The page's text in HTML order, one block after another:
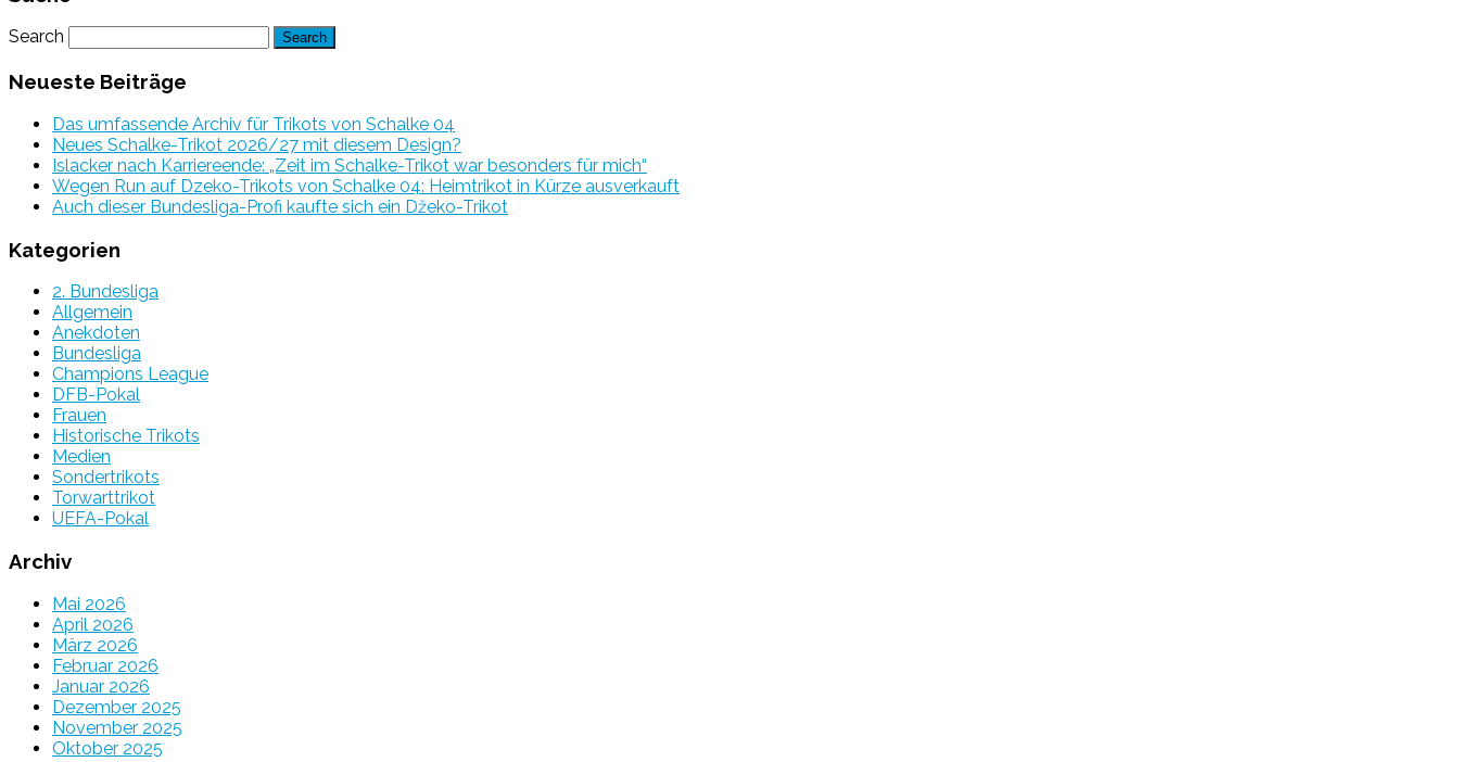
Search
Neueste Beiträge
Das umfassende Archiv für Trikots von Schalke 04
Neues Schalke-Trikot 2026/27 mit diesem Design?
Islacker nach Karriereende: „Zeit im Schalke-Trikot war besonders für mich“
Wegen Run auf Dzeko-Trikots von Schalke 04: Heimtrikot in Kürze ausverkauft
Auch dieser Bundesliga-Profi kaufte sich ein Džeko-Trikot
Kategorien
2. Bundesliga
Allgemein
Anekdoten
Bundesliga
Champions League
DFB-Pokal
Frauen
Historische Trikots
Medien
Sondertrikots
Torwarttrikot
UEFA-Pokal
Archiv
Mai 2026
April 2026
März 2026
Februar 2026
Januar 2026
Dezember 2025
November 2025
Oktober 2025